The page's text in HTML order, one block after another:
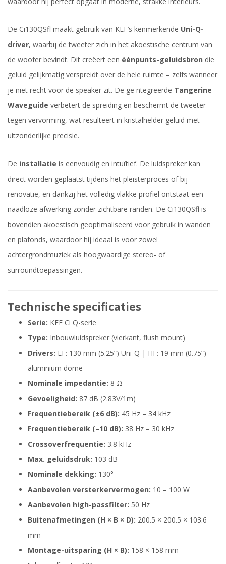
De Ci130QSfl maakt gebruik van KEF’s kenmerkende Uni-Q-
driver, waarbij de tweeter zich in het akoestische centrum van
de woofer bevindt. Dit creëert een éénpunts-geluidsbron die
geluid gelijkmatig verspreidt over de hele ruimte – zelfs wanneer
je niet recht voor de speaker zit. De geïntegreerde Tangerine
Waveguide verbetert de spreiding en beschermt de tweeter
tegen vervorming, wat resulteert in kristalhelder geluid met
uitzonderlijke precisie.
De installatie is eenvoudig en intuïtief. De luidspreker kan
direct worden geplaatst tijdens het pleisterproces of bij
renovatie, en dankzij het volledig vlakke profiel ontstaat een
naadloze afwerking zonder zichtbare randen. De Ci130QSfl is
bovendien akoestisch geoptimaliseerd voor gebruik in wanden
en plafonds, waardoor hij ideaal is voor zowel
achtergrondmuziek als hoogwaardige stereo- of
surroundtoepassingen.
Technische specificaties
Serie: KEF Ci Q-serie
Type: Inbouwluidspreker (vierkant, flush mount)
Drivers: LF: 130 mm (5.25”) Uni-Q | HF: 19 mm (0.75”)
aluminium dome
Nominale impedantie: 8 Ω
Gevoeligheid: 87 dB (2.83V/1m)
Frequentiebereik (±6 dB): 45 Hz – 34 kHz
Frequentiebereik (–10 dB): 38 Hz – 30 kHz
Crossoverfrequentie: 3.8 kHz
Max. geluidsdruk: 103 dB
Nominale dekking: 130°
Aanbevolen versterkervermogen: 10 – 100 W
Aanbevolen high-passfilter: 50 Hz
Buitenafmetingen (H × B × D): 200.5 × 200.5 × 103.6
mm
Montage-uitsparing (H × B): 158 × 158 mm